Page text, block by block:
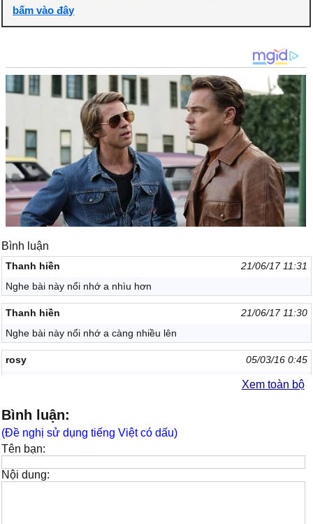
bấm vào đây
Bình luận
Thanh hiền
21/06/17 11:31
Nghe bài này nổi nhớ a nhìu hơn
Thanh hiền
21/06/17 11:30
Nghe bài này nổi nhớ a càng nhiều lên
rosy
05/03/16 0:45
Rất hay
trần văn phú
21/08/14 6:33
Hay lắm
Xem toàn bộ
Bình luận:
(Đề nghị sử dụng tiếng Việt có dấu)
Tên bạn:
Nội dung: